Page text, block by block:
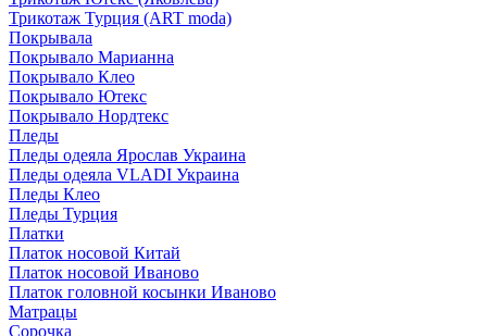
Трикотаж Турция (ART moda)
Покрывала
Покрывало Марианна
Покрывало Клео
Покрывало Ютекс
Покрывало Нордтекс
Пледы
Пледы одеяла Ярослав Украина
Пледы одеяла VLADI Украина
Пледы Клео
Пледы Турция
Платки
Платок носовой Китай
Платок носовой Иваново
Платок головной косынки Иваново
Матрацы
Сорочка